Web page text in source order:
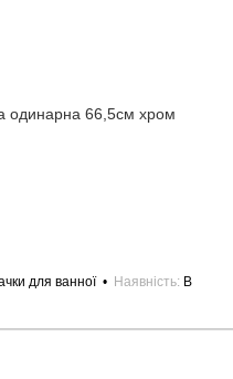
одинарна 66,5см хром
для ванної Наявність В